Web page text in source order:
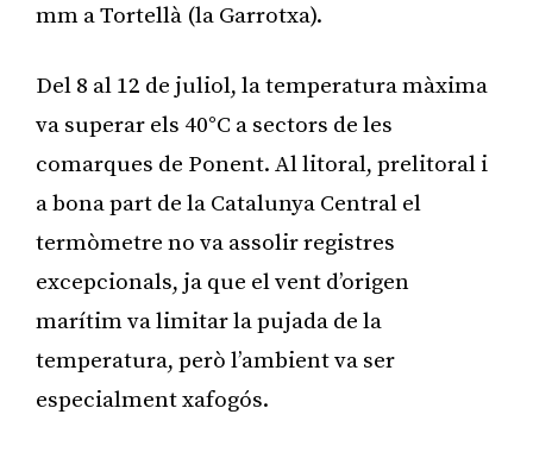
mm a Tortellà (la Garrotxa).
Del 8 al 12 de juliol, la temperatura màxima
va superar els 40°C a sectors de les
comarques de Ponent. Al litoral, prelitoral i
a bona part de la Catalunya Central el
termòmetre no va assolir registres
excepcionals, ja que el vent d’origen
marítim va limitar la pujada de la
temperatura, però l’ambient va ser
especialment xafogós.